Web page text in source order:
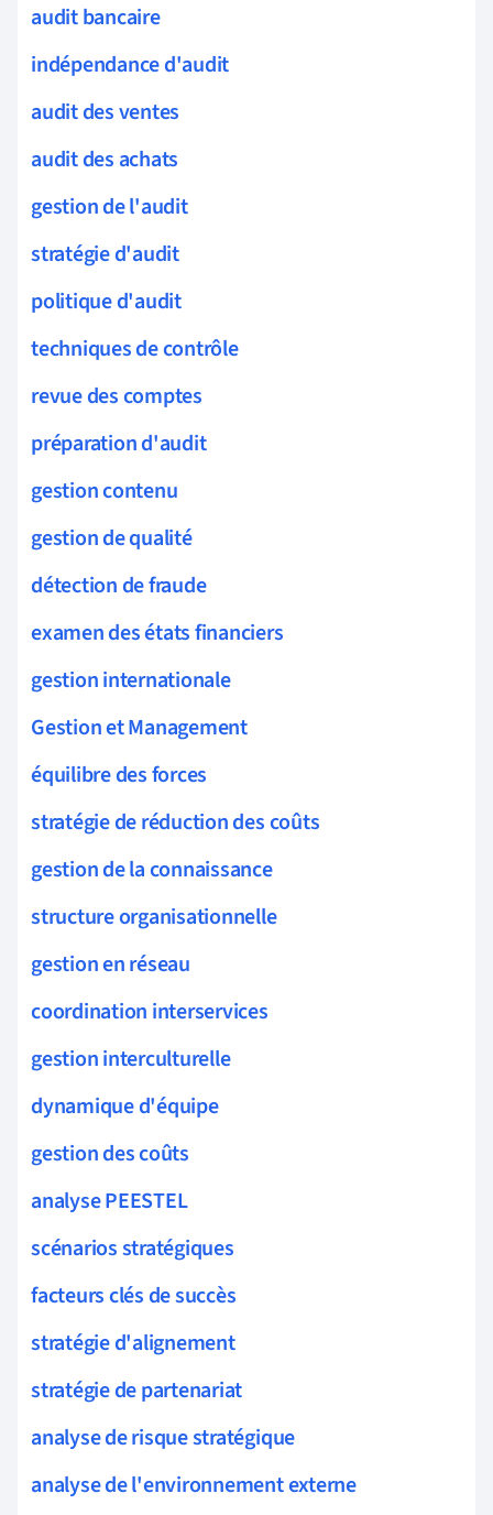
audit bancaire
indépendance d'audit
audit des ventes
audit des achats
gestion de l'audit
stratégie d'audit
politique d'audit
techniques de contrôle
revue des comptes
préparation d'audit
gestion contenu
gestion de qualité
détection de fraude
examen des états financiers
gestion internationale
Gestion et Management
équilibre des forces
stratégie de réduction des coûts
gestion de la connaissance
structure organisationnelle
gestion en réseau
coordination interservices
gestion interculturelle
dynamique d'équipe
gestion des coûts
analyse PEESTEL
scénarios stratégiques
facteurs clés de succès
stratégie d'alignement
stratégie de partenariat
analyse de risque stratégique
analyse de l'environnement externe